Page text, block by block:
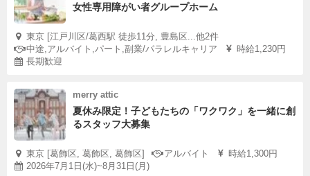
女性専用障がい者グループホーム
東京 [江戸川区/葛西駅 徒歩11分, 豊島区...他2件
中途,アルバイト,パート,副業/パラレルキャリア
時給1,230円
長期歓迎
merry attic
夏休み限定！子どもたちの「ワクワク」を一緒に創
るスタッフ大募集
東京 [葛飾区, 葛飾区, 葛飾区] アルバイト
時給1,300円
2026年7月1日(水)~8月31日(月)